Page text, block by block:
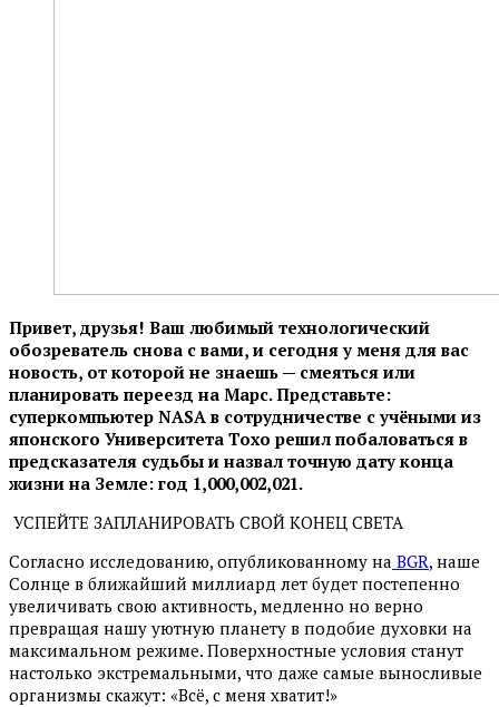
Привет, друзья! Ваш любимый технологический
обозреватель снова с вами, и сегодня у меня для вас
новость, от которой не знаешь — смеяться или
планировать переезд на Марс. Представьте:
суперкомпьютер NASA в сотрудничестве с учёными из
японского Университета Тохо решил побаловаться в
предсказателя судьбы и назвал точную дату конца
жизни на Земле: год 1,000,002,021.
УСПЕЙТЕ ЗАПЛАНИРОВАТЬ СВОЙ КОНЕЦ СВЕТА
Согласно исследованию, опубликованному на BGR, наше
Солнце в ближайший миллиард лет будет постепенно
увеличивать свою активность, медленно но верно
превращая нашу уютную планету в подобие духовки на
максимальном режиме. Поверхностные условия станут
настолько экстремальными, что даже самые выносливые
организмы скажут: «Всё, с меня хватит!»